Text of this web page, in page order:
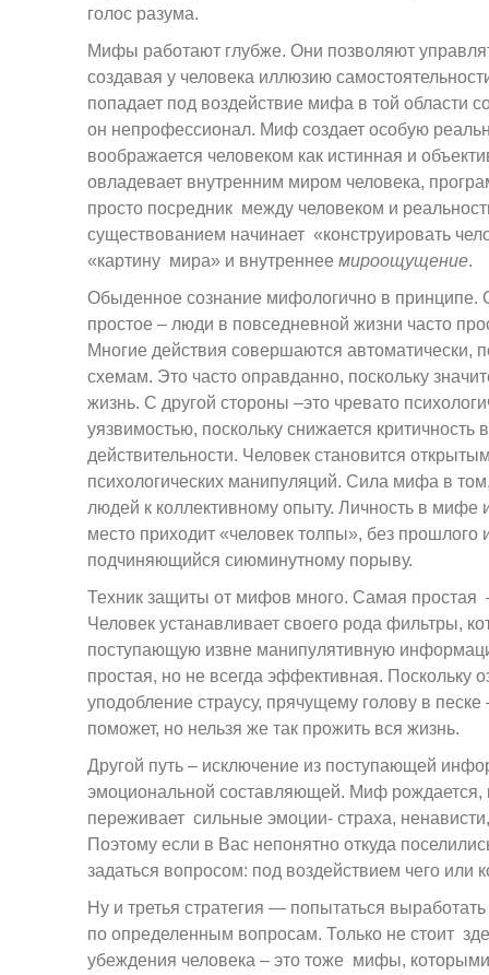
голос разума.
Мифы работают глубже. Они позволяют
создавая у человека иллюзию
попадает под воздействие мифа в той области
он непрофессионал. Миф создает особую
воображается человеком как истинная и
овладевает внутренним миром человека,
просто посредник между человеком и
существованием начинает «конструировать
«картину мира» и внутреннее мироощущение.
Обыденное сознание мифологично в принципе.
простое – люди в повседневной жизни часто
Многие действия совершаются автоматически,
схемам. Это часто оправданно, поскольку
жизнь. С другой стороны –это чревато
уязвимостью, поскольку снижается критичность
действительности. Человек становится
психологических манипуляций. Сила мифа в
людей к коллективному опыту. Личность в мифе
место приходит «человек толпы», без прошлого
подчиняющийся сиюминутному порыву.
Техник защиты от мифов много. Самая
Человек устанавливает своего рода фильтры,
поступающую извне манипулятивную
простая, но не всегда эффективная. Поскольку
уподобление страусу, прячущему голову в песке
поможет, но нельзя же так прожить вся жизнь.
Другой путь – исключение из поступающей
эмоциональной составляющей. Миф рождается,
переживает сильные эмоции- страха,
Поэтому если в Вас непонятно откуда
задаться вопросом: под воздействием чего или
Ну и третья стратегия — попытаться
по определенным вопросам. Только не стоит
убеждения человека – это тоже мифы, которыми